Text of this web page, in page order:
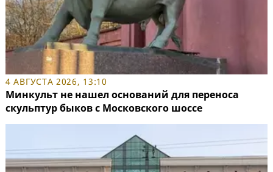
4 АВГУСТА 2026, 13:10
Минкульт не нашел оснований для переноса
скульптур быков с Московского шоссе